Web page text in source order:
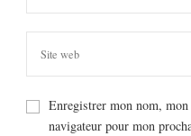
Enregistrer mon nom,
navigateur pour mon